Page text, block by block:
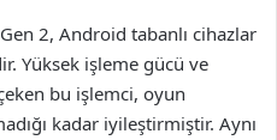
2, Android tabanlı cihazlar
Yüksek işleme gücü ve
bu işlemci, oyun
kadar iyileştirmiştir. Aynı